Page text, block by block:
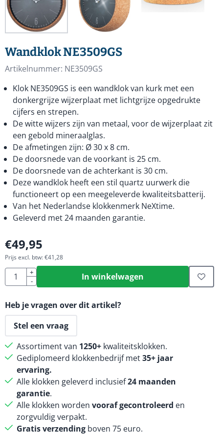
Wandklok NE3509GS
Artikelnummer: NE3509GS
Klok NE3509GS is een wandklok van kurk met een
donkergrijze wijzerplaat met lichtgrijze opgedrukte
cijfers en strepen.
De witte wijzers zijn van metaal, voor de wijzerplaat zit
een gebold mineraalglas.
De afmetingen zijn: Ø 30 x 8 cm.
De doorsnede van de voorkant is 25 cm.
De doorsnede van de achterkant is 30 cm.
Deze wandklok heeft een stil quartz uurwerk die
functioneert op een meegeleverde kwaliteitsbatterij.
Van het Nederlandse klokkenmerk NeXtime.
Geleverd met 24 maanden garantie.
€49,95
Prijs excl. btw:€41,28
Aantal
+
-
In winkelwagen
Heb je vragen over dit artikel?
Stel een vraag
Assortiment van 1250+ kwaliteitsklokken.
Gediplomeerd klokkenbedrijf met35+ jaar
ervaring.
Alle klokken geleverd inclusief24 maanden
garantie.
Alle klokken worden vooraf gecontroleerd en
zorgvuldig verpakt.
Gratis verzending boven 75 euro.